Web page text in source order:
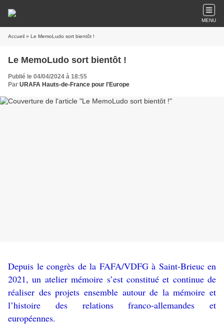
MENU
Accueil » Le MemoLudo sort bientôt !
Le MemoLudo sort bientôt !
Publié le 04/04/2024 à 18:55
Par URAFA Hauts-de-France pour l'Europe
Depuis le congrès de la FAFA/VDFG à Saint-Brieuc en
2021, un atelier mémoire s’est constitué et continue de
réaliser des projets ensemble autour de la mémoire et
l’histoire des relations franco-allemandes et
européennes.